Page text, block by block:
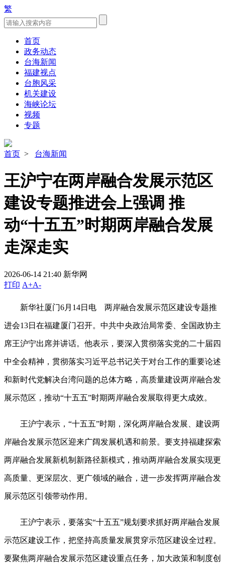
繁
首页
政务动态
台海新闻
福建视点
台胞风采
机关建设
海峡论坛
视频
专题
首页 > 台海新闻
王沪宁在两岸融合发展示范区
建设专题推进会上强调 推
动“十五五”时期两岸融合发展
走深走实
2026-06-14 21:40 新华网
打印 A+A-
新华社厦门6月14日电 两岸融合发展示范区建设专题推
进会13日在福建厦门召开。中共中央政治局常委、全国政协主
席王沪宁出席并讲话。他表示，要深入贯彻落实党的二十届四
中全会精神，贯彻落实习近平总书记关于对台工作的重要论述
和新时代党解决台湾问题的总体方略，高质量建设两岸融合发
展示范区，推动“十五五”时期两岸融合发展取得更大成效。
王沪宁表示，“十五五”时期，深化两岸融合发展、建设两
岸融合发展示范区迎来广阔发展机遇和前景。要支持福建探索
两岸融合发展新机制新路径新模式，推动两岸融合发展实现更
高质量、更深层次、更广领域的融合，进一步发挥两岸融合发
展示范区引领带动作用。
王沪宁表示，要落实“十五五”规划要求抓好两岸融合发展
示范区建设工作，把坚持高质量发展贯穿示范区建设全过程。
要聚焦两岸融合发展示范区建设重点任务，加大政策和制度创